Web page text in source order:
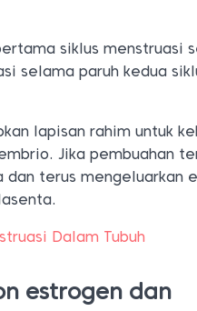
siklus menstruasi
selama paruh kedua
lapisan rahim untuk
Jika pembuahan
dan terus mengeluarkan
Dalam Tubuh
estrogen dan